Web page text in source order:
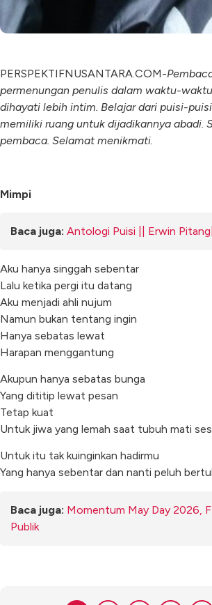
PERSPEKTIFNUSANTARA.COM-
permenungan penulis dalam waktu-
dihayati lebih intim. Belajar dari puisi-
memiliki ruang untuk dijadikannya abadi.
pembaca. Selamat menikmati.
Mimpi
Baca juga: Antologi Puisi || Erwin Pitang||
Aku hanya singgah sebentar
Lalu ketika pergi itu datang
Aku menjadi ahli nujum
Namun bukan tentang ingin
Hanya sebatas lewat
Harapan menggantung
Akupun hanya sebatas bunga
Yang dititip lewat pesan
Tetap kuat
Untuk jiwa yang lemah saat tubuh mati
Untuk itu tak kuinginkan hadirmu
Yang hanya sebentar dan nanti peluh
Baca juga: Momentum May Day 2026,
Publik